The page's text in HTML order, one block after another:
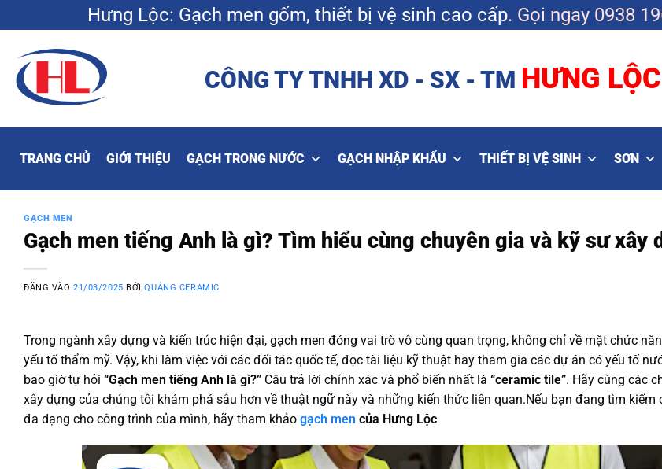
qua
dung
Hưng Lộc: Gạch men gốm, thiết bị vệ sinh cao cấp. Gọi ngay 0938
CÔNG TY TNHH XD - SX - TM HƯNG LỘC
TRANG CHỦ GIỚI THIỆU GẠCH TRONG NƯỚC GẠCH NHẬP KHẨU THIẾT BỊ VỆ SINH SƠN
GẠCH MEN
Gạch men tiếng Anh là gì? Tìm hiểu cùng chuyên gia và kỹ sư xây
ĐĂNG VÀO21/03/2025 BỞIQUẢNG CERAMIC
Trong ngành xây dựng và kiến trúc hiện đại, gạch men đóng vai trò vô cùng quan trọng, không chỉ về mặt chức
yếu tố thẩm mỹ. Vậy, khi làm việc với các đối tác quốc tế, đọc tài liệu kỹ thuật hay tham gia các dự án có yếu tố
bao giờ tự hỏi “Gạch men tiếng Anh là gì?” Câu trả lời chính xác và phổ biến nhất là “ceramic tile”. Hãy cùng các
xây dựng của chúng tôi khám phá sâu hơn về thuật ngữ này và những kiến thức liên quan.Nếu bạn đang tìm kiếm
đa dạng cho công trình của mình, hãy tham khảo gạch men của Hưng Lộc